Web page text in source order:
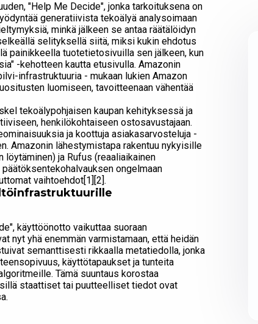
"Help Me Decide", jonka tarkoituksena on
generatiivista tekoälyä analysoimaan
minkä jälkeen se antaa räätälöidyn
selityksellä siitä, miksi kukin ehdotus
painikkeella tuotetietosivuilla sen jälkeen, kun
-kehotteen kautta etusivulla. Amazonin
infrastruktuuria - mukaan lukien Amazon
luomiseen, tavoitteenaan vähentää
tekoälypohjaisen kaupan kehityksessä ja
henkilökohtaiseen ostosavustajaan.
ja koottuja asiakasarvosteluja -
Amazonin lähestymistapa rakentuu nykyisille
ja Rufus (reaaliaikainen
ongelmaan
vaihtoehdot[1][2].
käyttöönotto vaikuttaa suoraan
nyt yhä enemmän varmistamaan, että heidän
semanttisesti rikkaalla metatiedolla, jonka
käyttötapaukset ja tunteita
Tämä suuntaus korostaa
staattiset tai puutteelliset tiedot ovat